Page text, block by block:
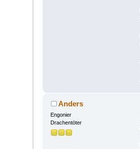
Anders
Engonier
Drachentöter